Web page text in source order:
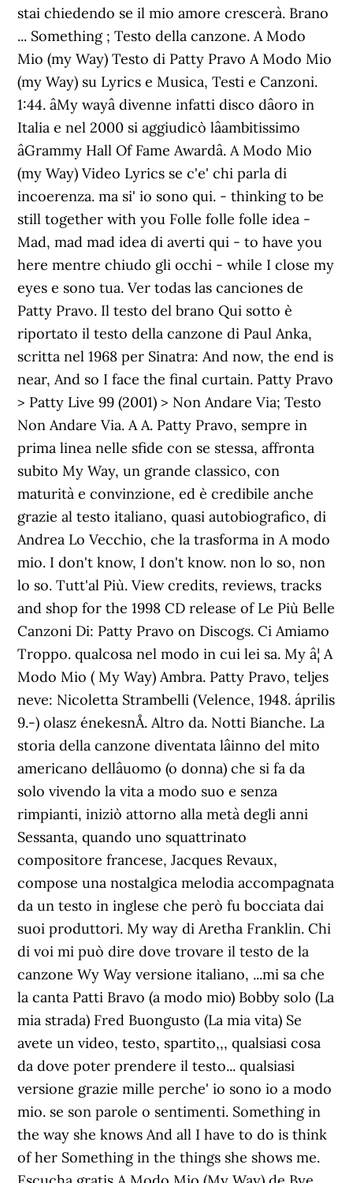
stai chiedendo se il mio amore crescerà. Brano
... Something ; Testo della canzone. A Modo
Mio (my Way) Testo di Patty Pravo A Modo Mio
(my Way) su Lyrics e Musica, Testi e Canzoni.
1:44. âMy wayâ divenne infatti disco dâoro in
Italia e nel 2000 si aggiudicò lâambitissimo
âGrammy Hall Of Fame Awardâ. A Modo Mio
(my Way) Video Lyrics se c'e' chi parla di
incoerenza. ma si' io sono qui. - thinking to be
still together with you Folle folle folle idea -
Mad, mad mad idea di averti qui - to have you
here mentre chiudo gli occhi - while I close my
eyes e sono tua. Ver todas las canciones de
Patty Pravo. Il testo del brano Qui sotto è
riportato il testo della canzone di Paul Anka,
scritta nel 1968 per Sinatra: And now, the end is
near, And so I face the final curtain. Patty Pravo
> Patty Live 99 (2001) > Non Andare Via; Testo
Non Andare Via. A A. Patty Pravo, sempre in
prima linea nelle sfide con se stessa, affronta
subito My Way, un grande classico, con
maturità e convinzione, ed è credibile anche
grazie al testo italiano, quasi autobiografico, di
Andrea Lo Vecchio, che la trasforma in A modo
mio. I don't know, I don't know. non lo so, non
lo so. Tutt'al Più. View credits, reviews, tracks
and shop for the 1998 CD release of Le Più Belle
Canzoni Di: Patty Pravo on Discogs. Ci Amiamo
Troppo. qualcosa nel modo in cui lei sa. My â¦ A
Modo Mio ( My Way) Ambra. Patty Pravo, teljes
neve: Nicoletta Strambelli (Velence, 1948. április
9.-) olasz énekesnÅ. Altro da. Notti Bianche. La
storia della canzone diventata lâinno del mito
americano dellâuomo (o donna) che si fa da
solo vivendo la vita a modo suo e senza
rimpianti, iniziò attorno alla metà degli anni
Sessanta, quando uno squattrinato
compositore francese, Jacques Revaux,
compose una nostalgica melodia accompagnata
da un testo in inglese che però fu bocciata dai
suoi produttori. My way di Aretha Franklin. Chi
di voi mi può dire dove trovare il testo de la
canzone Wy Way versione italiano, ...mi sa che
la canta Patti Bravo (a modo mio) Bobby solo (La
mia strada) Fred Buongusto (La mia vita) Se
avete un video, testo, spartito,,, qualsiasi cosa
da dove poter prendere il testo... qualsiasi
versione grazie mille perche' io sono io a modo
mio. se son parole o sentimenti. Something in
the way she knows And all I have to do is think
of her Something in the things she shows me.